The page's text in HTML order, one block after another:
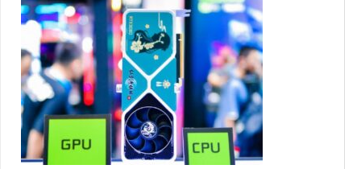
Mafia-trilogian odotettu päivitys nykykonsoleille ei
käynnisty täysin vakuuttavissa...
Mafia